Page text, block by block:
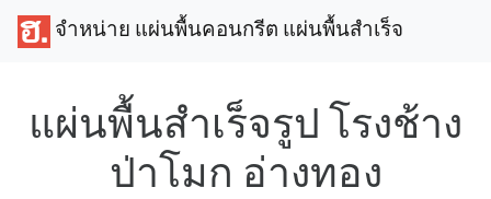
จำหน่าย แผ่นพื้นคอนกรีต แผ่นพื้นสำเร็จ
แผ่นพื้นสำเร็จรูป โรงช้าง
ป่าโมก อ่างทอง